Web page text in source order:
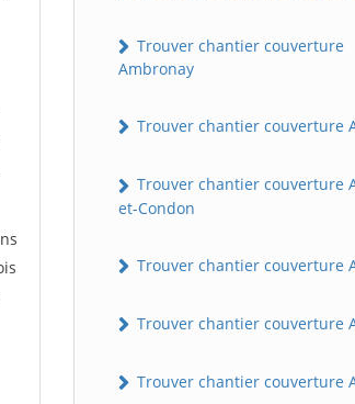
Trouver chantier couverture
Ambronay
Trouver chantier couverture
Trouver chantier couverture
et-Condon
Trouver chantier couverture
Trouver chantier couverture
Trouver chantier couverture